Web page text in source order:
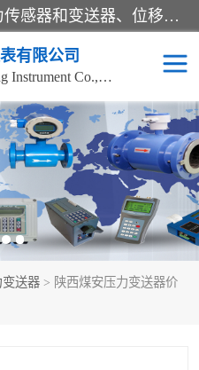
是集开发、生产和经营压力传感器和变送器、位移传感器和变送器、流量传感器和变送器、称重传感器和变送器、测力传感器和变送器、温湿度传感器和变送器、扭矩传感器、智能数显控制仪表等产品的化高新技术企业。
有限公司
Xi'an shenghongchuang Instrument Co., Ltd
变送器 > 陕西煤安压力变送器价
超声波流量计
通用型压力变送器
流量计
差压变送器